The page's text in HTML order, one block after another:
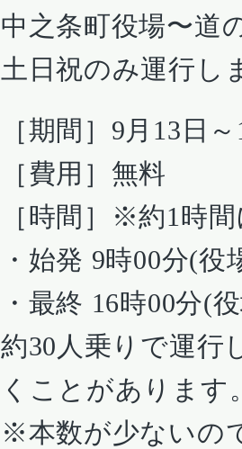
中之条町役場〜道
土日祝のみ運行し
［期間］9月13日
［費用］無料
［時間］※約1時
・始発 9時00分(役
・最終 16時00分(
約30人乗りで運行
くことがあります
※本数が少ないの